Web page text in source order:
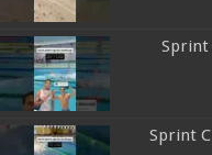
Sprint
Sprint